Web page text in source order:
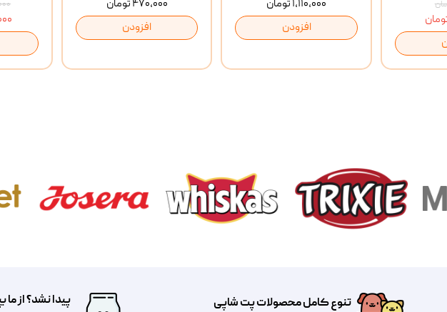
۴۷۰,۰۰۰ تومان
افزودن
۱,۱۱۰,۰۰۰ تومان
افزودن
تنوع کامل محصولات پت شاپی
پیدا نشد؟ از